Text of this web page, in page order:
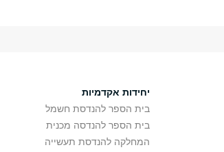
יחידות אקדמיות
בית הספר להנדסת חשמל
בית הספר להנדסה מכנית
המחלקה להנדסת תעשייה